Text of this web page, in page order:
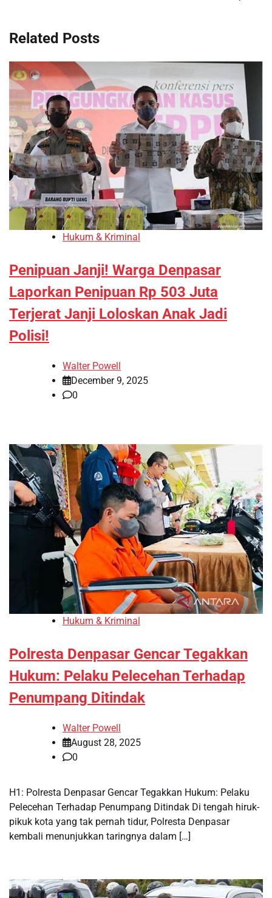
Related Posts
Hukum & Kriminal
Penipuan Janji! Warga Denpasar
Laporkan Penipuan Rp 503 Juta
Terjerat Janji Loloskan Anak Jadi
Polisi!
Walter Powell
December 9, 2025
0
Hukum & Kriminal
Polresta Denpasar Gencar Tegakkan
Hukum: Pelaku Pelecehan Terhadap
Penumpang Ditindak
Walter Powell
August 28, 2025
0
H1: Polresta Denpasar Gencar Tegakkan Hukum: Pelaku
Pelecehan Terhadap Penumpang Ditindak Di tengah hiruk-
pikuk kota yang tak pernah tidur, Polresta Denpasar
kembali menunjukkan taringnya dalam […]